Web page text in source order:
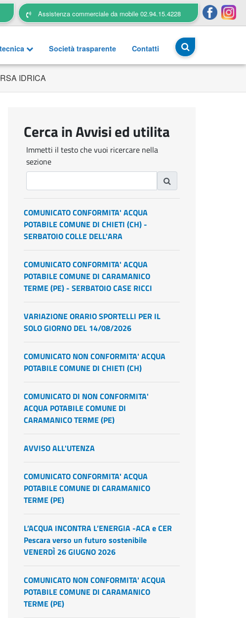
Assistenza commerciale da mobile 02.94.15.4228
Società trasparente Contatti
IDRICA
Cerca in Avvisi ed utilita
Immetti il testo che vuoi ricercare nella
sezione
COMUNICATO CONFORMITA' ACQUA
POTABILE COMUNE DI CHIETI (CH) -
SERBATOIO COLLE DELL'ARA
COMUNICATO CONFORMITA' ACQUA
POTABILE COMUNE DI CARAMANICO
TERME (PE) - SERBATOIO CASE RICCI
VARIAZIONE ORARIO SPORTELLI PER IL
SOLO GIORNO DEL 14/08/2026
COMUNICATO NON CONFORMITA' ACQUA
POTABILE COMUNE DI CHIETI (CH)
COMUNICATO DI NON CONFORMITA'
ACQUA POTABILE COMUNE DI
CARAMANICO TERME (PE)
AVVISO ALL'UTENZA
COMUNICATO CONFORMITA' ACQUA
POTABILE COMUNE DI CARAMANICO
TERME (PE)
L’ACQUA INCONTRA L’ENERGIA -ACA e CER
Pescara verso un futuro sostenibile
VENERDÌ 26 GIUGNO 2026
COMUNICATO NON CONFORMITA' ACQUA
POTABILE COMUNE DI CARAMANICO
TERME (PE)